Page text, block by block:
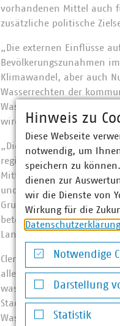
vorhandenen Mittel auch
zusätzliche politische
„Die externen Einflüsse
Bevölkerungszunahmen
Klimawandel, aber auch
Wasserrechten der
Wasserdargebot nicht für
wird, ist die Versorgung
„Die Auswirkungen der
regional unterschiedlich.
Mittelhessen gibt, ist ein
und Verbraucher mit
betont Elisabeth Jreisat,
Landesgruppenvorstandes.
Clemens Abel,
allem in städtischen
wassersensible
Stadt- und
Wasserspeicherfähigkeit
Hinweis zu
Diese Webseite
notwendig, um
speichern zu
dienen zur
wir die Dienste von
Wirkung für die
Datenschutzerklärung
Notwendige
Notwendige
Darstellung
Darstellung von
Statistik